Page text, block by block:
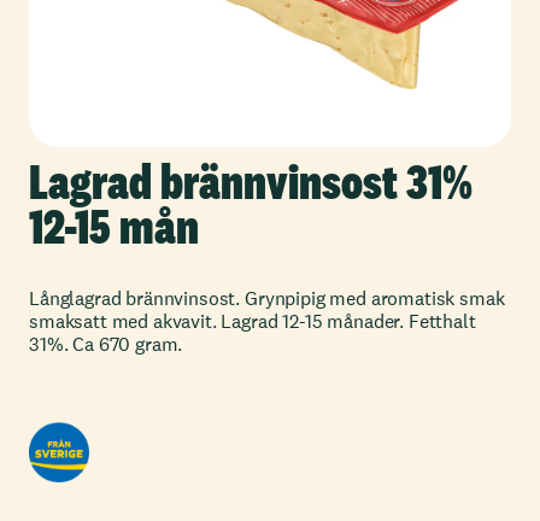
Lagrad brännvinsost 31%
12-15 mån
Långlagrad brännvinsost. Grynpipig med aromatisk smak
smaksatt med akvavit. Lagrad 12-15 månader. Fetthalt
31%. Ca 670 gram.